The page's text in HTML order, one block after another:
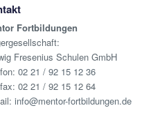
Fortbildungen
Fresenius Schulen GmbH
02 21 / 92 15 12 36
02 21 / 92 15 12 64
info@mentor-fortbildungen.de